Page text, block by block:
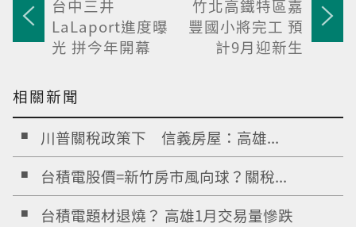
台中三井
LaLaport進度曝
光 拼今年開幕
竹北高鐵特區嘉
豐國小將完工 預
計9月迎新生
相關新聞
川普關稅政策下 信義房屋：高雄...
台積電股價=新竹房市風向球？關稅...
台積電題材退燒？ 高雄1月交易量慘跌